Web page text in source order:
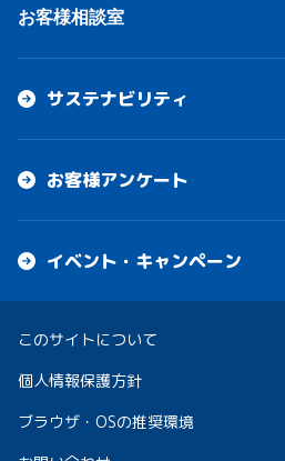
お客様相談室
サステナビリティ
お客様アンケート
イベント・キャンペーン
このサイトについて
個人情報保護方針
ブラウザ・OSの推奨環境